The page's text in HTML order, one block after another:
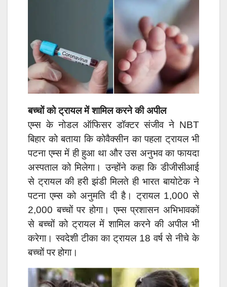
बच्चों को ट्रायल में शामिल करने की अपील
एम्स के नोडल ऑफिसर डॉक्टर संजीव ने NBT
बिहार को बताया कि कोवैक्सीन का पहला ट्रायल भी
पटना एम्स में ही हुआ था और उस अनुभव का फायदा
अस्पताल को मिलेगा। उन्होंने कहा कि डीजीसीआई
से ट्रायल की हरी झंडी मिलते ही भारत बायोटेक ने
पटना एम्स को अनुमति दी है। ट्रायल 1,000 से
2,000 बच्चों पर होगा। एम्स प्रशासन अभिभावकों
से बच्चों को ट्रायल में शामिल करने की अपील भी
करेगा। स्वदेशी टीका का ट्रायल 18 वर्ष से नीचे के
बच्चों पर होगा।